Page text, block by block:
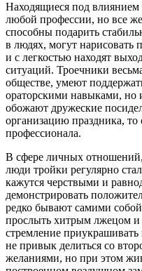
Находящиеся под влиянием
любой профессии, но все
способны подарить
в людях, могут нарисовать
и с легкостью находят
ситуаций. Троечники
обществе, умеют
ораторскими навыками, но
обожают дружеские
организацию праздника,
профессионала.
В сфере личных
люди тройки регулярно
кажутся черствыми и
демонстрировать
редко бывают самими
прослыть хитрым лжецом и
стремление
не привык делиться со
желаниями, но при этом